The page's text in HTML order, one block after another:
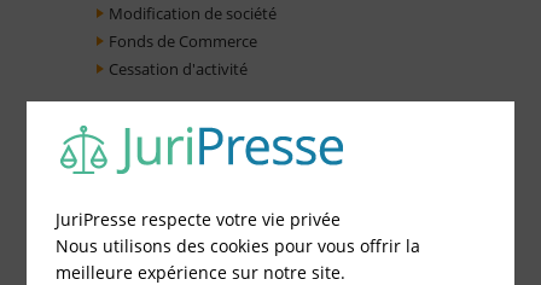
Modification de société
Fonds de Commerce
Cessation d'activité
JuriPresse respecte votre vie privée
Nous utilisons des cookies pour vous offrir la
meilleure expérience sur notre site.